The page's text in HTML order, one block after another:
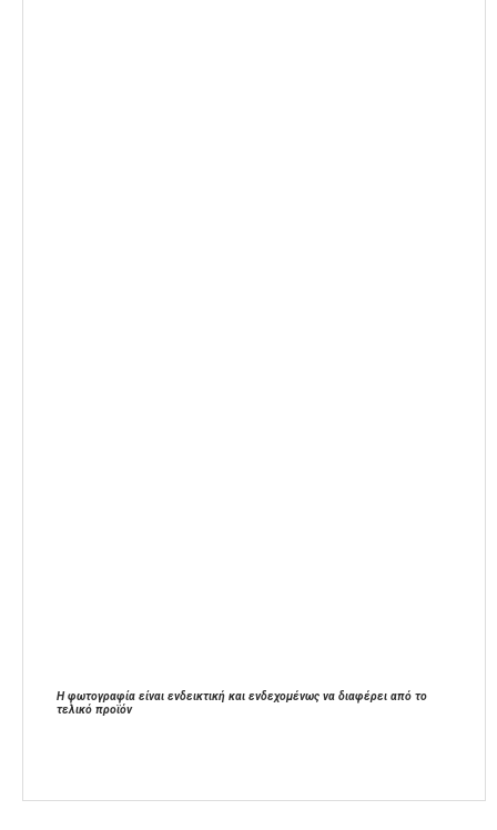
Η φωτογραφία είναι ενδεικτική και ενδεχομένως να διαφέρει από το
τελικό προϊόν